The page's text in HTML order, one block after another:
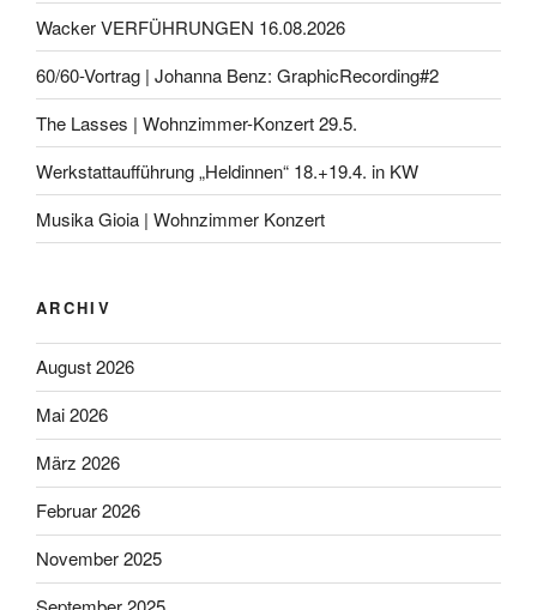
Wacker VERFÜHRUNGEN 16.08.2026
60/60-Vortrag | Johanna Benz: GraphicRecording#2
The Lasses | Wohnzimmer-Konzert 29.5.
Werkstattaufführung „Heldinnen“ 18.+19.4. in KW
Musika Gioia | Wohnzimmer Konzert
ARCHIV
August 2026
Mai 2026
März 2026
Februar 2026
November 2025